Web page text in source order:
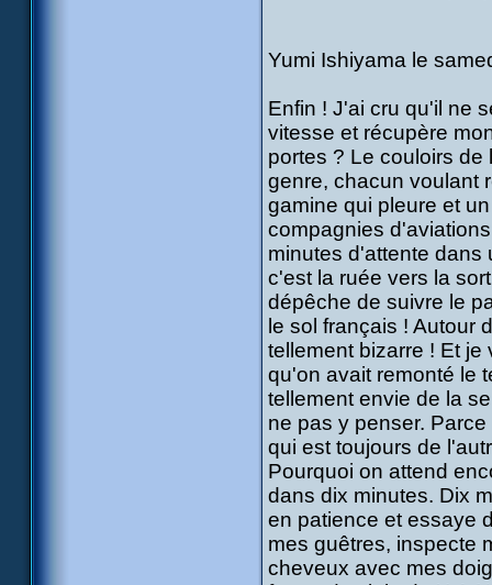
Yumi Ishiyama le
Enfin ! J'ai cru qu'il ne
vitesse et récupère
portes ? Le couloirs
genre, chacun voulant
gamine qui pleure et
compagnies
minutes d'attente dans
c'est la ruée vers la
dépêche de suivre le
le sol français ! Autour
tellement bizarre ! Et
qu'on avait remonté le
tellement envie de la
ne pas y penser.
qui est toujours de
Pourquoi on attend
dans dix minutes. Dix
en patience et essaye
mes guêtres, inspecte
cheveux avec mes